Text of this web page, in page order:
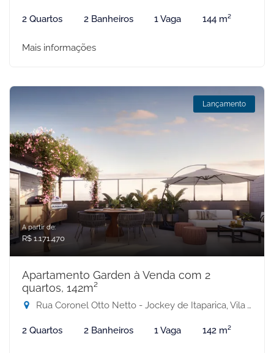
2 Quartos 2 Banheiros 1 Vaga 144 m²
Mais informações
Lançamento
A partir de:
R$ 1.171.470
Apartamento Garden à Venda com 2
quartos, 142m²
Rua Coronel Otto Netto - Jockey de Itaparica, Vila Velha-ES
2 Quartos 2 Banheiros 1 Vaga 142 m²